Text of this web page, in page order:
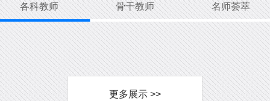
各科教师 骨干教师 名师荟萃
更多展示 >>